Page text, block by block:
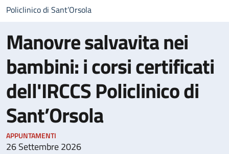
Policlinico di Sant’Orsola
Manovre salvavita nei
bambini: i corsi certificati
dell'IRCCS Policlinico di
Sant’Orsola
APPUNTAMENTI
26 Settembre 2026